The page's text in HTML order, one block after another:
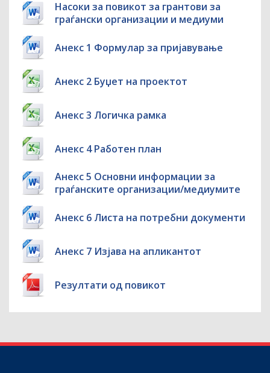
Насоки за повикот за грантови за
граѓански организации и медиуми
Анекс 1 Формулар за пријавување
Анекс 2 Буџет на проектот
Анекс 3 Логичка рамка
Анекс 4 Работен план
Анекс 5 Основни информации за
граѓанските организации/медиумите
Анекс 6 Листа на потребни документи
Анекс 7 Изјава на апликантот
Резултати од повикот